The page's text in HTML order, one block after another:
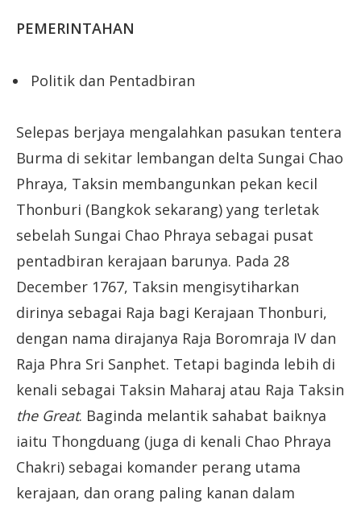
PEMERINTAHAN
Politik dan Pentadbiran
Selepas berjaya mengalahkan pasukan tentera
Burma di sekitar lembangan delta Sungai Chao
Phraya, Taksin membangunkan pekan kecil
Thonburi (Bangkok sekarang) yang terletak
sebelah Sungai Chao Phraya sebagai pusat
pentadbiran kerajaan barunya. Pada 28
December 1767, Taksin mengisytiharkan
dirinya sebagai Raja bagi Kerajaan Thonburi,
dengan nama dirajanya Raja Boromraja IV dan
Raja Phra Sri Sanphet. Tetapi baginda lebih di
kenali sebagai Taksin Maharaj atau Raja Taksin
the Great. Baginda melantik sahabat baiknya
iaitu Thongduang (juga di kenali Chao Phraya
Chakri) sebagai komander perang utama
kerajaan, dan orang paling kanan dalam